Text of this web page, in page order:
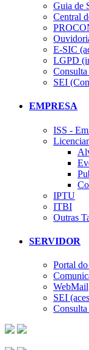
Guia de
Central
E-SIC
LGPD
SEI
EMPRESA
ISS -
IPTU
ITBI
Outras
SERVIDOR
Portal
WebMail
SEI
Consulta